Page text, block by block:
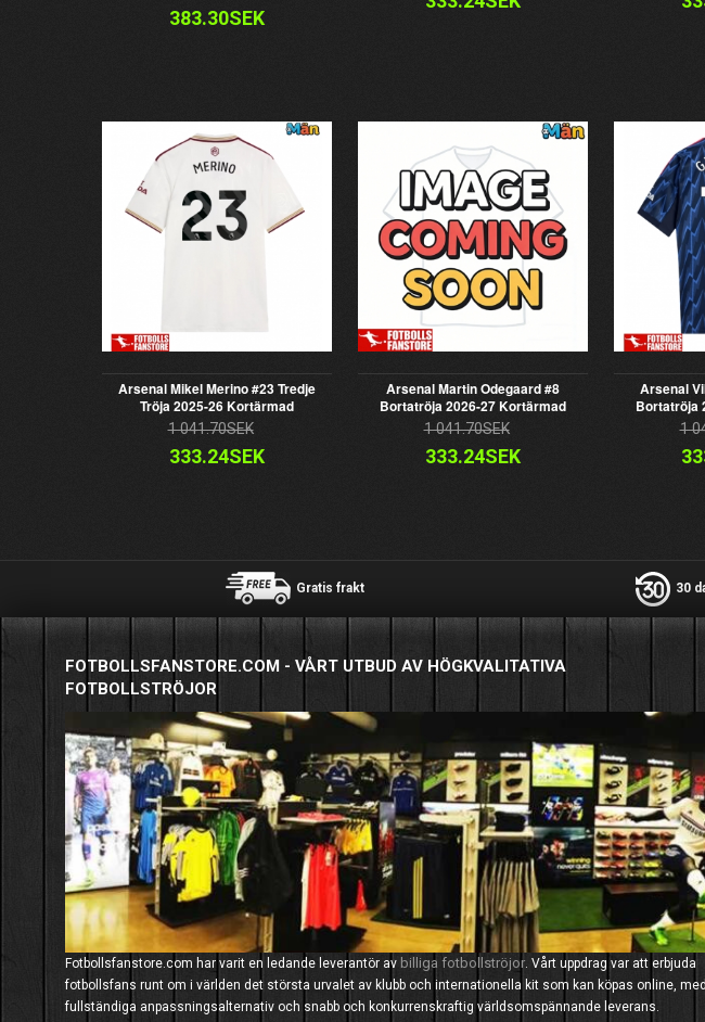
383.30SEK
Arsenal Mikel Merino #23 Tredje
Tröja 2025-26 Kortärmad
1 041.70SEK
333.24SEK
Arsenal Martin Odegaard #8
Bortatröja 2026-27 Kortärmad
1 041.70SEK
333.24SEK
Arsenal
Bortatröja
1
Gratis frakt 30
FOTBOLLSFANSTORE.COM - VÅRT UTBUD AV HÖGKVALITATIVA
FOTBOLLSTRÖJOR
Fotbollsfanstore.com har varit en ledande leverantör av billiga fotbollströjor. Vårt uppdrag var att erbjuda
fotbollsfans runt om i världen det största urvalet av klubb och internationella kit som kan köpas online, med
fullständiga anpassningsalternativ och snabb och konkurrenskraftig världsomspännande leverans.